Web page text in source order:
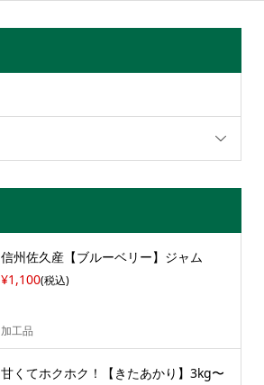
信州佐久産【ブルーベリー】ジャム
¥1,100(税込)
加工品
甘くてホクホク！【きたあかり】3kg〜